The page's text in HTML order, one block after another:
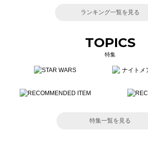
ランキング一覧を見る
TOPICS
特集
特集一覧を見る